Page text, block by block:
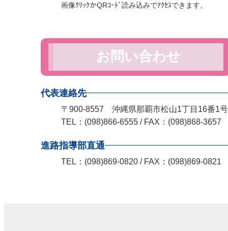
画像ｸﾘｯｸかQRｺｰﾄﾞ読み込みでｱｸｾｽできます。
お問い合わせ
代表連絡先
〒900-8557 沖縄県那覇市松山1丁目16番1号
TEL：(098)866-6555 / FAX：(098)868-3657
進路指導部直通
TEL：(098)869-0820 / FAX：(098)869-0821